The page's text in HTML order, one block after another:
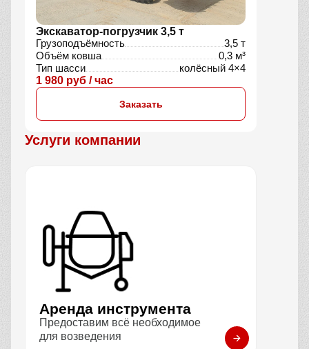
Экскаватор-погрузчик 3,5 т
Грузоподъёмность
3,5 т
Объём ковша
0,3 м³
Тип шасси
колёсный 4×4
1 980 руб / час
Заказать
Услуги компании
Аренда инструмента
Предоставим всё необходимое
для возведения